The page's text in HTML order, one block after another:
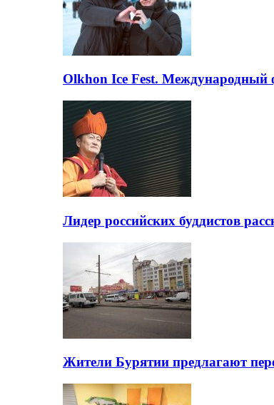
Olkhon Ice Fest. Международный
Лидер российских буддистов
Жители Бурятии предлагают